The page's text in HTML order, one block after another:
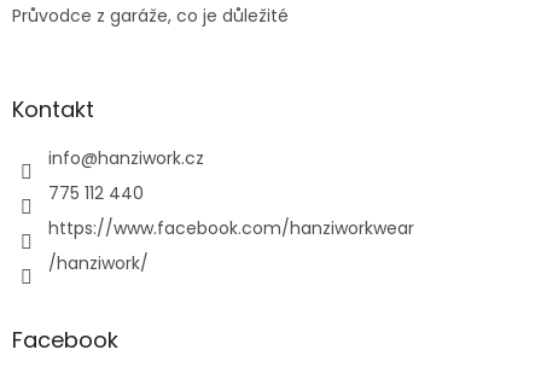
Průvodce z garáže, co je důležité
Kontakt
info@hanziwork.cz
775 112 440
https://www.facebook.com/hanziworkwear
/hanziwork/
Facebook